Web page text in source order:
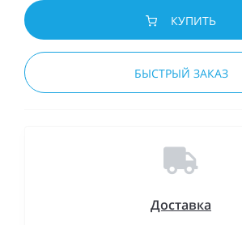
КУПИТЬ
БЫСТРЫЙ ЗАКАЗ
Доставка